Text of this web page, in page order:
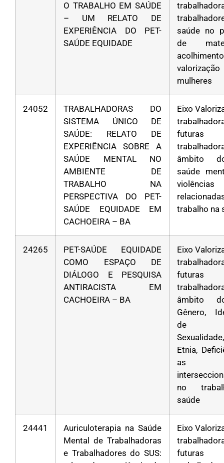
O TRABALHO EM SAÚDE
– UM RELATO DE
EXPERIÊNCIA DO PET-
SAÚDE EQUIDADE
saúde no
de
mulheres
24052
TRABALHADORAS DO
SISTEMA ÚNICO DE
SAÚDE: RELATO DE
EXPERIÊNCIA SOBRE A
SAÚDE MENTAL NO
AMBIENTE DE
TRABALHO NA
PERSPECTIVA DO PET-
SAÚDE EQUIDADE EM
CACHOEIRA – BA
Eixo
futuras
âmbito
saúde
violências
trabalho na
24265
PET-SAÚDE EQUIDADE
COMO ESPAÇO DE
DIÁLOGO E PESQUISA
ANTIRACISTA EM
CACHOEIRA – BA
Eixo
futuras
âmbito
Gênero,
de
Etnia,
as
no
saúde
24441
Auriculoterapia na Saúde
Mental de Trabalhadoras
e Trabalhadores do SUS:
Eixo
futuras